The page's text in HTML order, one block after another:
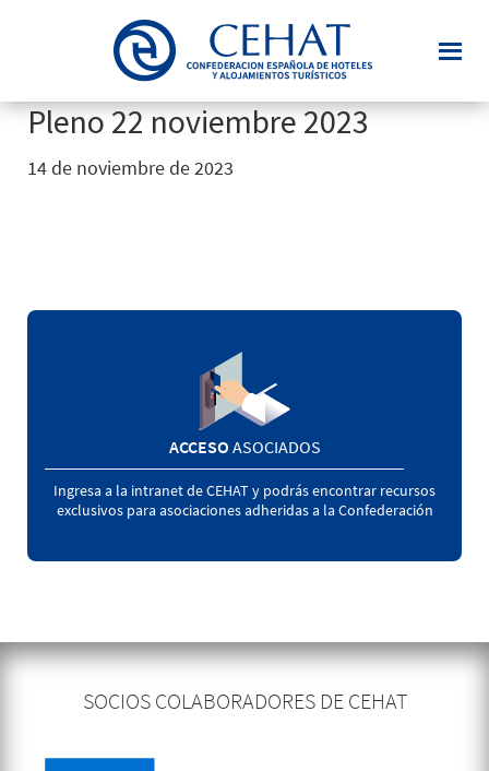
principal
Pleno 22 noviembre 2023
14 de noviembre de 2023
ACCESO ASOCIADOS
Ingresa a la intranet de CEHAT y podrás encontrar recursos
exclusivos para asociaciones adheridas a la Confederación
SOCIOS COLABORADORES DE CEHAT